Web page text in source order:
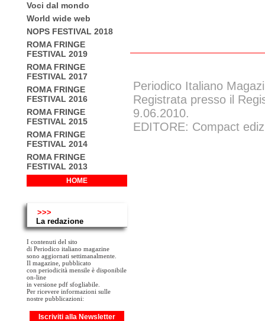
Voci dal mondo
World wide web
NOPS FESTIVAL 2018
ROMA FRINGE
FESTIVAL 2019
ROMA FRINGE
FESTIVAL 2017
ROMA FRINGE
FESTIVAL 2016
ROMA FRINGE
FESTIVAL 2015
ROMA FRINGE
FESTIVAL 2014
ROMA FRINGE
FESTIVAL 2013
HOME
>>>
La redazione
I contenuti del sito
di Periodico italiano magazine
sono aggiornati settimanalmente.
Il magazine, pubblicato
con periodicità mensile è disponibile
on-line
in versione pdf sfogliabile.
Per ricevere informazioni sulle
nostre pubblicazioni:
Iscriviti alla Newsletter
Periodico Italiano
Registrata presso il
9.06.2010.
EDITORE: Compact